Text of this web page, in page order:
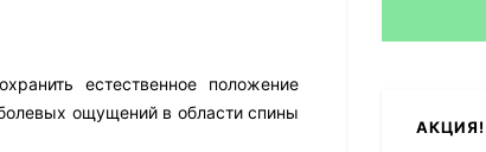
естественное положение
ощущений в области спины
АКЦИЯ!